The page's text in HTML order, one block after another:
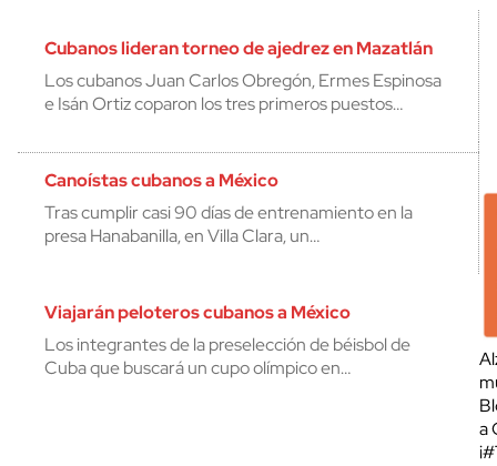
Cubanos lideran torneo de ajedrez en Mazatlán
Los cubanos Juan Carlos Obregón, Ermes Espinosa
e Isán Ortiz coparon los tres primeros puestos…
Canoístas cubanos a México
Tras cumplir casi 90 días de entrenamiento en la
presa Hanabanilla, en Villa Clara, un…
Viajarán peloteros cubanos a México
Los integrantes de la preselección de béisbol de
Cuba que buscará un cupo olímpico en…
a